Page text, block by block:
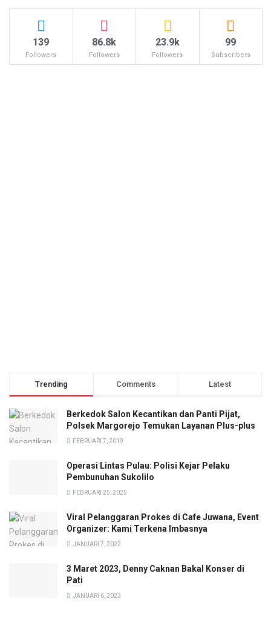
139
Followers
86.8k
Followers
23.9k
Followers
99
Subscribers
Trending Comments Latest
Berkedok Salon Kecantikan dan Panti Pijat,
Polsek Margorejo Temukan Layanan Plus-plus
FEBRUARI 7, 2019
Operasi Lintas Pulau: Polisi Kejar Pelaku
Pembunuhan Sukolilo
FEBRUARI 25, 2025
Viral Pelanggaran Prokes di Cafe Juwana, Event
Organizer: Kami Terkena Imbasnya
JANUARI 7, 2022
3 Maret 2023, Denny Caknan Bakal Konser di
Pati
JANUARI 6, 2023